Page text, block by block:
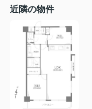
近隣の物件